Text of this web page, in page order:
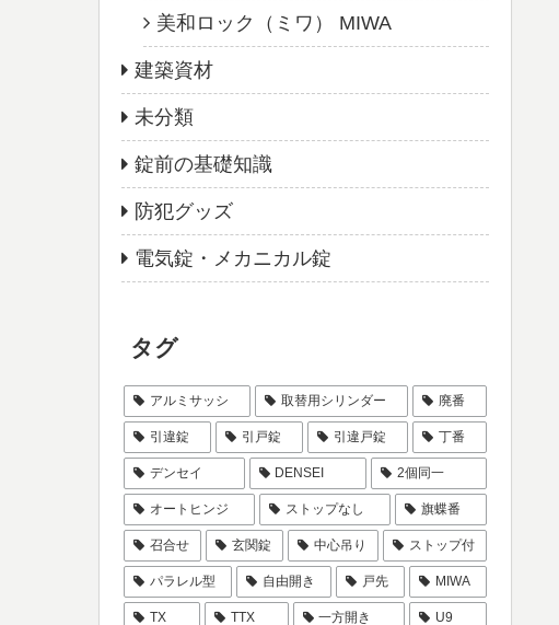
美和ロック（ミワ） MIWA
建築資材
未分類
錠前の基礎知識
防犯グッズ
電気錠・メカニカル錠
タグ
アルミサッシ 取替用シリンダー 廃番
引違錠 引戸錠 引違戸錠 丁番
デンセイ DENSEI 2個同一
オートヒンジ ストップなし 旗蝶番
召合せ 玄関錠 中心吊り ストップ付
パラレル型 自由開き 戸先 MIWA
TX TTX 一方開き U9